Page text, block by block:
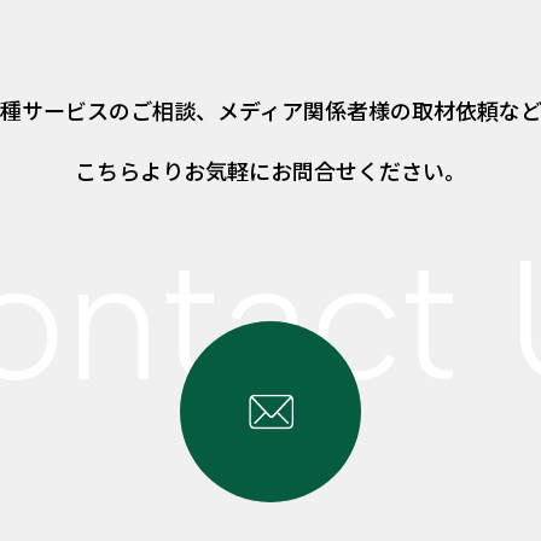
サービスのご相談、 メディア関係者様の取材依頼な
こちらよりお気軽にお問合せください。